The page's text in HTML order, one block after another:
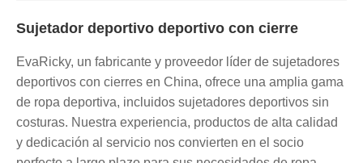
Sujetador deportivo deportivo con cierre
EvaRicky, un fabricante y proveedor líder de sujetadores
deportivos con cierres en China, ofrece una amplia gama
de ropa deportiva, incluidos sujetadores deportivos sin
costuras. Nuestra experiencia, productos de alta calidad
y dedicación al servicio nos convierten en el socio